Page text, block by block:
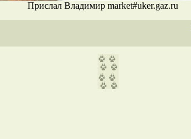
Прислал Владимир market#uker.gaz.ru